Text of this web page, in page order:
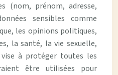
(nom, prénom, adresse,
sensibles comme
les opinions politiques,
la santé, la vie sexuelle,
à protéger toutes les
être utilisées pour